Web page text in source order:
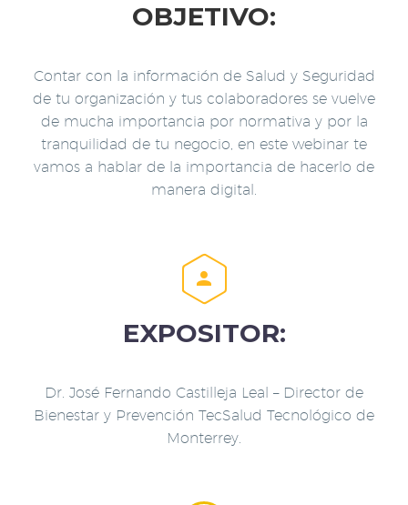
OBJETIVO:
Contar con la información de Salud y Seguridad
de tu organización y tus colaboradores se vuelve
de mucha importancia por normativa y por la
tranquilidad de tu negocio, en este webinar te
vamos a hablar de la importancia de hacerlo de
manera digital.


EXPOSITOR:
Dr. José Fernando Castilleja Leal – Director de
Bienestar y Prevención TecSalud Tecnológico de
Monterrey.